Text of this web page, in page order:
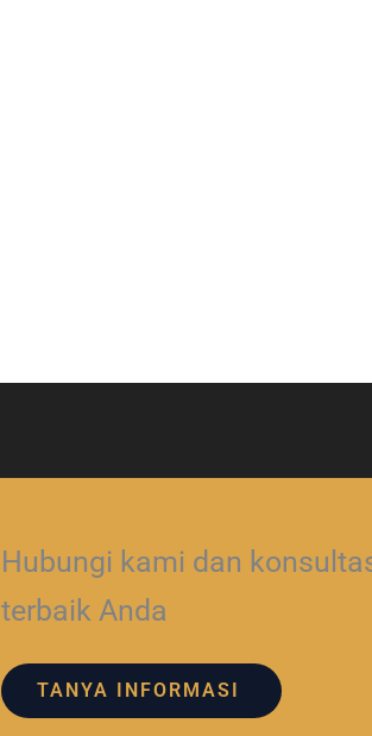
Hubungi kami dan
terbaik Anda
TANYA INFORMASI